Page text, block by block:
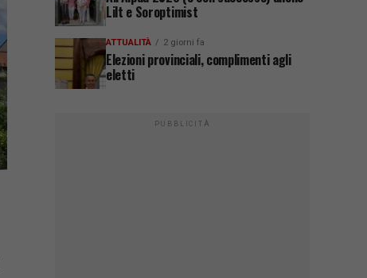
Lilt e Soroptimist
ATTUALITÀ 2 giorni fa
Elezioni provinciali, complimenti agli
eletti
PUBBLICITÀ